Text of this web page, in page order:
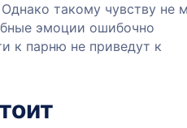
такому чувству не
эмоции ошибочно
к парню не приведут к